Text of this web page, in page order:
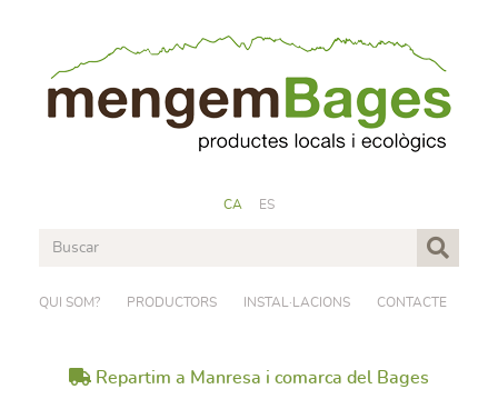
CA ES
QUI SOM? PRODUCTORS INSTAL·LACIONS CONTACTE
Repartim a Manresa i comarca del Bages